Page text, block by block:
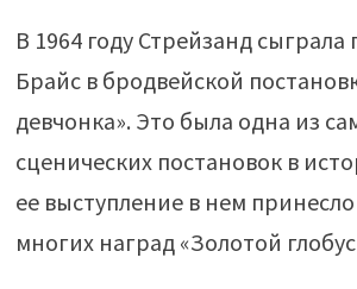
В 1964 году Стрейзанд
Брайс в бродвейской
девчонка». Это была одна из
сценических постановок в
ее выступление в нем
многих наград «Золотой